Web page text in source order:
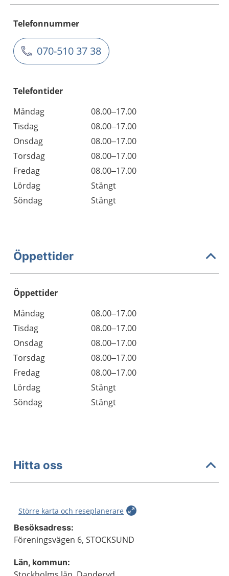
Telefonnummer
070-510 37 38
Telefontider
Måndag
08.00–17.00
Tisdag
08.00–17.00
Onsdag
08.00–17.00
Torsdag
08.00–17.00
Fredag
08.00–17.00
Lördag
Stängt
Söndag
Stängt
Öppettider
Öppettider
Dag
Öppettider
Kommentarer
Måndag
08.00–17.00
Tisdag
08.00–17.00
Onsdag
08.00–17.00
Torsdag
08.00–17.00
Fredag
08.00–17.00
Lördag
Stängt
Söndag
Stängt
Hitta oss
Större karta och reseplanerare
Besöksadress:
Föreningsvägen 6, STOCKSUND
Län, kommun: